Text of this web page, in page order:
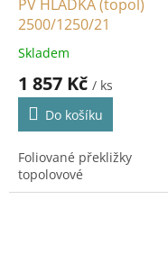
PV HLADKÁ (topol)
2500/1250/21
Skladem
1 857 Kč / ks
Do košíku
Foliované překližky
topolovové